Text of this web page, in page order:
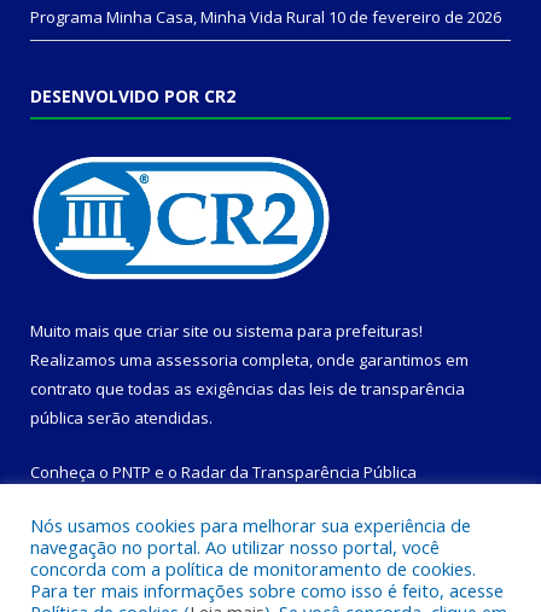
Programa Minha Casa, Minha Vida Rural 10 de fevereiro de 2026
DESENVOLVIDO POR CR2
Muito mais que criar site ou sistema para prefeituras!
Realizamos uma assessoria completa, onde garantimos em
contrato que todas as exigências das leis de transparência
pública serão atendidas.
Conheça o PNTP e o Radar da Transparência Pública
Todos os direitos reservados a Prefeitura Municipal de
Nós usamos cookies para melhorar sua experiência de
navegação no portal. Ao utilizar nosso portal, você
concorda com a política de monitoramento de cookies.
Para ter mais informações sobre como isso é feito, acesse